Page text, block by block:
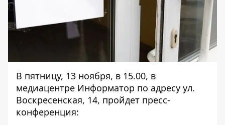
В пятницу, 13 ноября, в 15.00, в
медиацентре Информатор по адресу ул.
Воскресенская, 14, пройдет пресс-
конференция: